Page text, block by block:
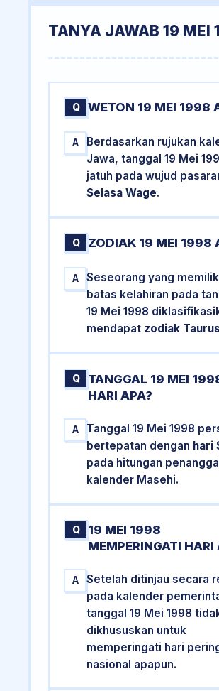
TANYA JAWAB 19 MEI
Q WETON 19 MEI 1998
A
Berdasarkan rujukan
Jawa, tanggal 19 Mei
jatuh pada wujud
Selasa Wage.
Q ZODIAK 19 MEI 1998
A
Seseorang yang
batas kelahiran pada
19 Mei 1998
mendapat zodiak
Q
TANGGAL 19 MEI
HARI APA?
A
Tanggal 19 Mei 1998
bertepatan dengan hari
pada hitungan
kalender Masehi.
Q
19 MEI 1998
MEMPERINGATI HARI
A
Setelah ditinjau secara
pada kalender
tanggal 19 Mei 1998
dikhususkan untuk
memperingati hari
nasional apapun.